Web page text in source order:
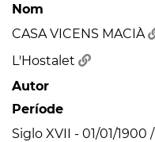
Nom
CASA VICENS MACIÀ
L'Hostalet
Autor
Període
Siglo XVII - 01/01/1900 /